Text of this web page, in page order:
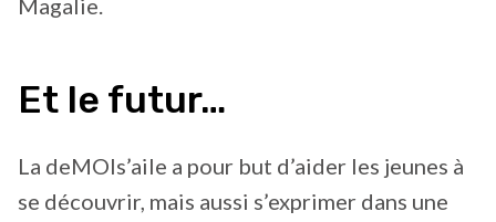
Et le futur…
La deMOIs’aile a pour but d’aider les jeunes à
se découvrir, mais aussi s’exprimer dans une